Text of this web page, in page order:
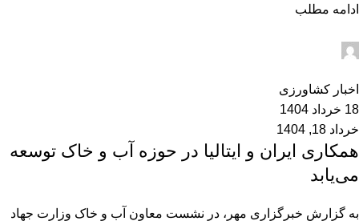
ادامه مطلب
اخبار کشاورزی
18 خرداد 1404
خرداد 18, 1404
همکاری ایران و ایتالیا در حوزه آب و خاک توسعه
می‌یابد
به گزارش خبرگزاری مهر، در نشست معاون آب و خاک وزارت جهاد